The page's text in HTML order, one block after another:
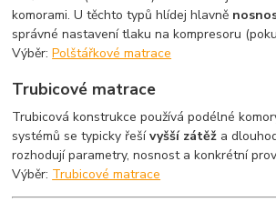
komorami. U těchto typů hlídej hlavně
správné nastavení tlaku na kompresoru
Výběr:Polštářkové matrace
Trubicové matrace
Trubicová konstrukce používá podélné
systémů se typicky řešívyšší zátěž a
rozhodují parametry, nosnost a konkrétní
Výběr: Trubicové matrace